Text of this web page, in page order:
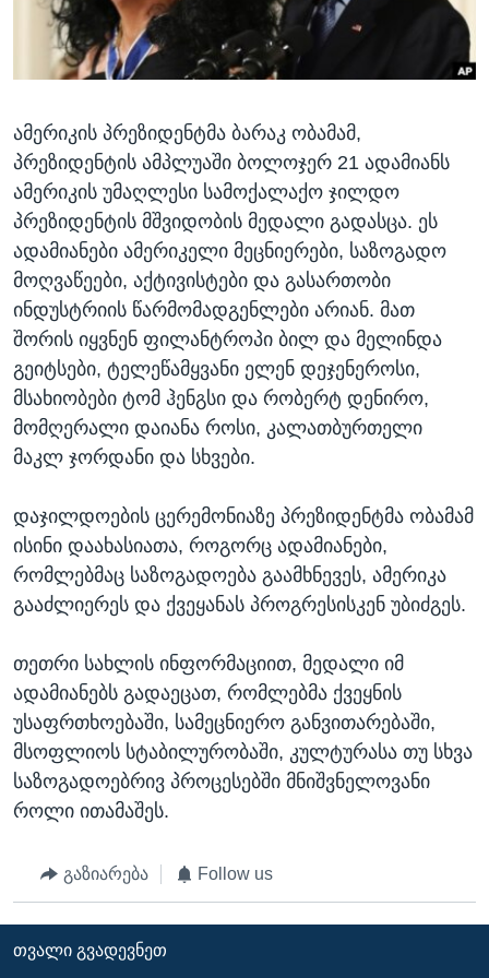
ᲡᲢᲣᲓᲘᲐ ᲕᲐᲨᲘᲜᲒᲢᲝᲜᲘ
ᲔᲙᲝᲜᲝᲛᲘᲙᲐ
ᲯᲐᲜᲛᲠᲗᲔᲚᲝᲑᲐ
ᲘᲜᲢᲔᲠᲕᲘᲣ
ᲙᲣᲚᲢᲣᲠᲐ
ᲒᲐᲚᲘᲚᲔᲝ
ᲓᲔᲖᲘᲜᲤᲝᲠᲛᲐᲪᲘᲐ
Learning English
ენები
ამერიკის პრეზიდენტმა ბარაკ ობამამ,
პრეზიდენტის ამპლუაში ბოლოჯერ 21 ადამიანს
ამერიკის უმაღლესი სამოქალაქო ჯილდო
პრეზიდენტის მშვიდობის მედალი გადასცა. ეს
ადამიანები ამერიკელი მეცნიერები, საზოგადო
მოღვაწეები, აქტივისტები და გასართობი
ინდუსტრიის წარმომადგენლები არიან. მათ
შორის იყვნენ ფილანტროპი ბილ და მელინდა
გეიტსები, ტელეწამყვანი ელენ დეჯენეროსი,
მსახიობები ტომ ჰენგსი და რობერტ დენირო,
მომღერალი დაიანა როსი, კალათბურთელი
მაკლ ჯორდანი და სხვები.
დაჯილდოების ცერემონიაზე პრეზიდენტმა ობამამ
ისინი დაახასიათა, როგორც ადამიანები,
რომლებმაც საზოგადოება გაამხნევეს, ამერიკა
გააძლიერეს და ქვეყანას პროგრესისკენ უბიძგეს.
თეთრი სახლის ინფორმაციით, მედალი იმ
ადამიანებს გადაეცათ, რომლებმა ქვეყნის
უსაფრთხოებაში, სამეცნიერო განვითარებაში,
მსოფლიოს სტაბილურობაში, კულტურასა თუ სხვა
საზოგადოებრივ პროცესებში მნიშვნელოვანი
როლი ითამაშეს.
გაზიარება Follow us
ᲗᲕᲐᲚᲘ ᲒᲕᲐᲓᲔᲕᲜᲔᲗ